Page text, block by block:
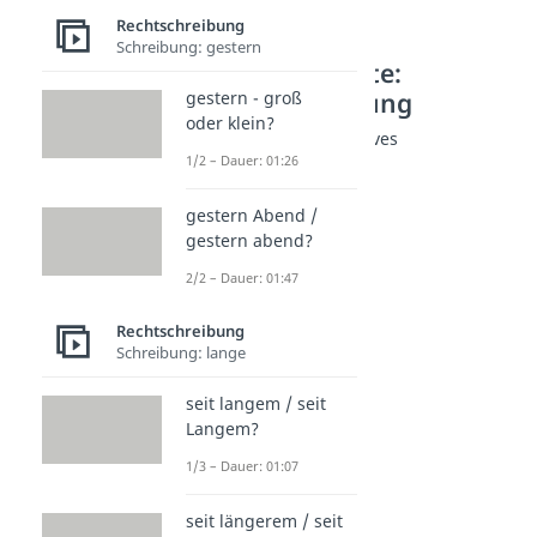
Weitere Inhalte:
Rechtschreibung
Jugendsprache Positives
Bromance
Crush
Dauer: 02:36
Dauer: 02:55
Dauer: 02:09
Props / Probs
Rechtschreibung
Schreibung: gestern
gestern - groß
oder klein?
1/2 – Dauer: 01:26
gestern Abend /
gestern abend?
2/2 – Dauer: 01:47
Rechtschreibung
Schreibung: lange
seit langem / seit
Langem?
1/3 – Dauer: 01:07
seit längerem / seit